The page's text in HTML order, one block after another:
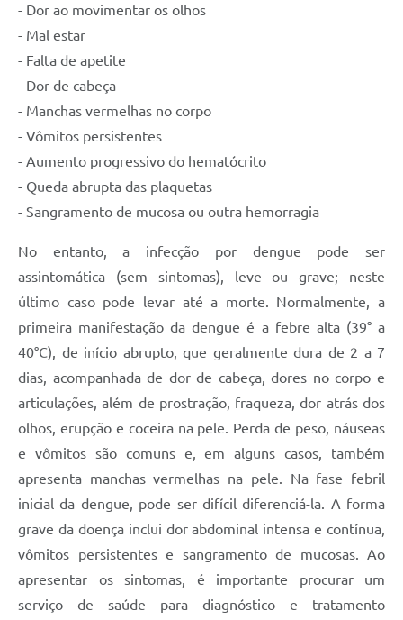
- Dor ao movimentar os olhos
- Mal estar
- Falta de apetite
- Dor de cabeça
- Manchas vermelhas no corpo
- Vômitos persistentes
- Aumento progressivo do hematócrito
- Queda abrupta das plaquetas
- Sangramento de mucosa ou outra hemorragia
No entanto, a infecção por dengue pode ser
assintomática (sem sintomas), leve ou grave; neste
último caso pode levar até a morte. Normalmente, a
primeira manifestação da dengue é a febre alta (39° a
40°C), de início abrupto, que geralmente dura de 2 a 7
dias, acompanhada de dor de cabeça, dores no corpo e
articulações, além de prostração, fraqueza, dor atrás dos
olhos, erupção e coceira na pele. Perda de peso, náuseas
e vômitos são comuns e, em alguns casos, também
apresenta manchas vermelhas na pele. Na fase febril
inicial da dengue, pode ser difícil diferenciá-la. A forma
grave da doença inclui dor abdominal intensa e contínua,
vômitos persistentes e sangramento de mucosas. Ao
apresentar os sintomas, é importante procurar um
serviço de saúde para diagnóstico e tratamento